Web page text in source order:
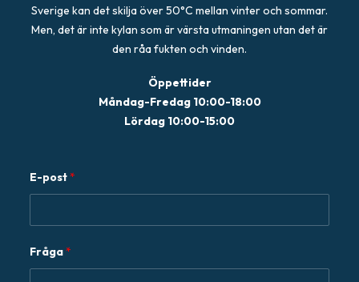
Sverige kan det skilja över 50°C mellan vinter och sommar.
Men, det är inte kylan som är värsta utmaningen utan det är
den råa fukten och vinden.
Öppettider
Måndag-Fredag 10:00-18:00
Lördag 10:00-15:00
E-post*
Fråga*